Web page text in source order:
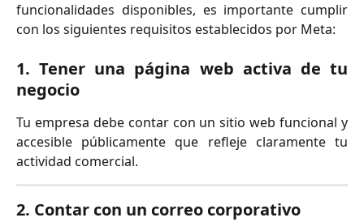
funcionalidades disponibles, es importante cumplir
con los siguientes requisitos establecidos por Meta:
1. Tener una página web activa de tu
negocio
Tu empresa debe contar con un sitio web funcional y
accesible públicamente que refleje claramente tu
actividad comercial.
2. Contar con un correo corporativo